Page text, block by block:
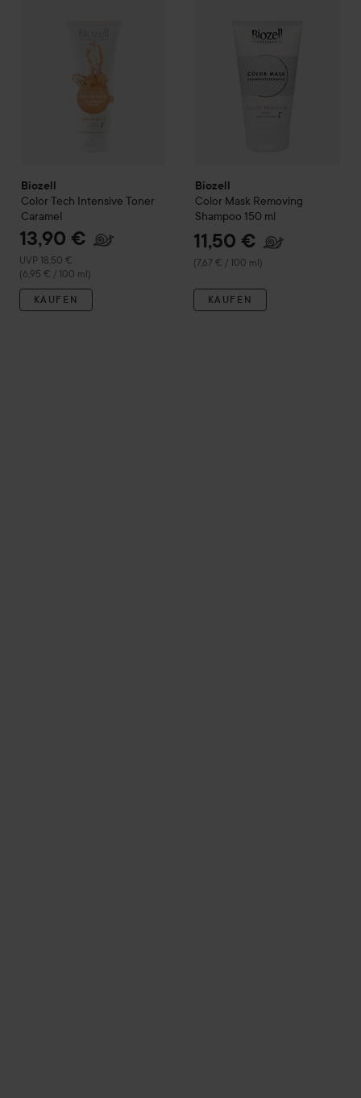
Biozell
Color Tech Intensive Toner
Caramel
13,90 €
UVP 18,50 €
Empfohlener Preis 18,50 €
(6,95 € / 100 ml)
KAUFEN
Biozell
Color Mask Removing
Shampoo 150 ml
11,50 €
(7,67 € / 100 ml)
KAUFEN